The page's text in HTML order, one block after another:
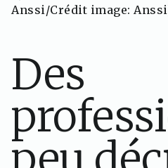
Anssi/Crédit image:
Des